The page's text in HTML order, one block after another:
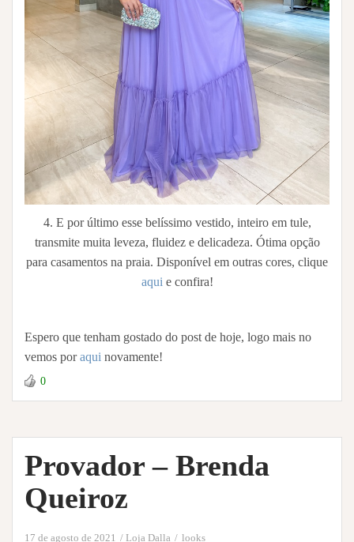
4. E por último esse belíssimo vestido, inteiro em tule,
transmite muita leveza, fluidez e delicadeza. Ótima opção
para casamentos na praia. Disponível em outras cores, clique
aqui e confira!
Espero que tenham gostado do post de hoje, logo mais no
vemos poraqui novamente!
0
Provador – Brenda
Queiroz
17 de agosto de 2021 Loja Dalla looks